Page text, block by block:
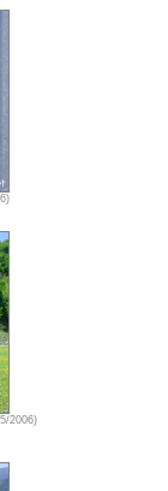
2006)